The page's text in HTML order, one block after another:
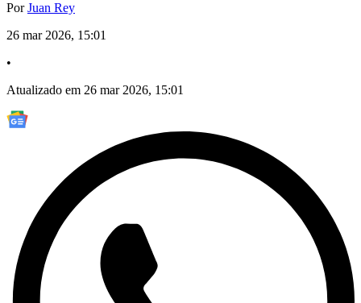
PorJuan Rey
26 mar 2026, 15:01
•
Atualizado em 26 mar 2026, 15:01